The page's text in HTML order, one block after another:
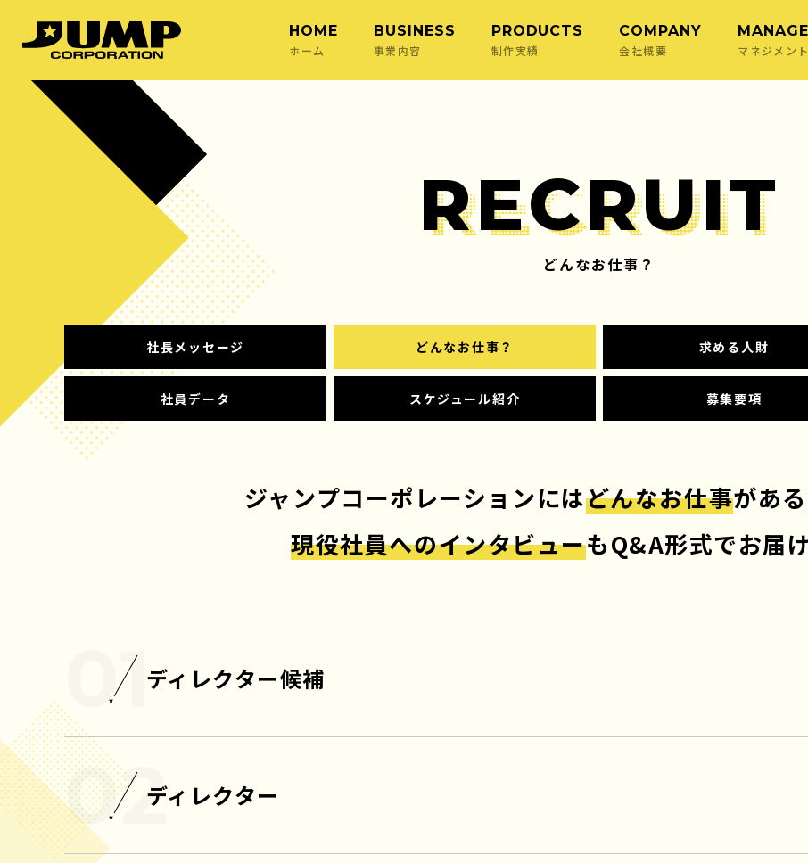
HOME
ホーム
BUSINESS
事業内容
PRODUCTS
制作実績
COMPANY
会社概要 マネジメント
RECRUIT
どんなお仕事？
社長メッセージ どんなお仕事？ 求める人財
社員データ スケジュール紹介 募集要項
ジャンプコーポレーションにはどんなお仕事があ
現役社員へのインタビューもQ&A形式でお届け
ディレクター候補
ディレクター